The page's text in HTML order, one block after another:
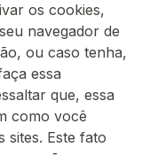
os cookies,
navegador de
ou caso tenha,
essa
que, essa
como você
sites. Este fato